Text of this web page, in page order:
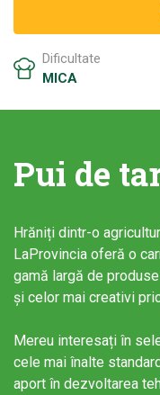
Dificultate
MICA
Pui de
Hrăniți dintr-o
LaProvincia oferă o
gamă largă de
și celor mai creativi
Mereu interesați în
cele mai înalte
aport în dezvoltarea